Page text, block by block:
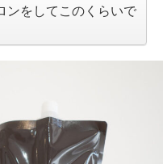
ンをしてこのくらいで